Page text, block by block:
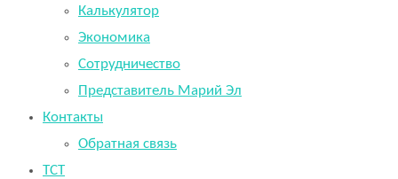
Калькулятор
Экономика
Сотрудничество
Представитель Марий Эл
Контакты
Обратная связь
TCT